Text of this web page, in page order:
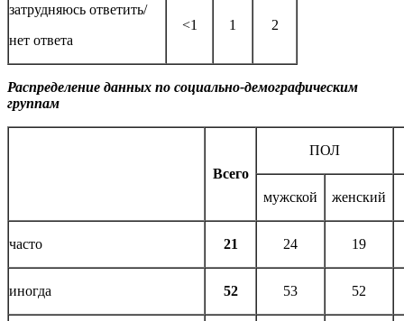
затрудняюсь ответить/
нет ответа
<1 1 2
Распределение данных по социально-демографическим
группам
Всего
ПОЛ
мужской женский
часто 21 24 19
иногда 52 53 52